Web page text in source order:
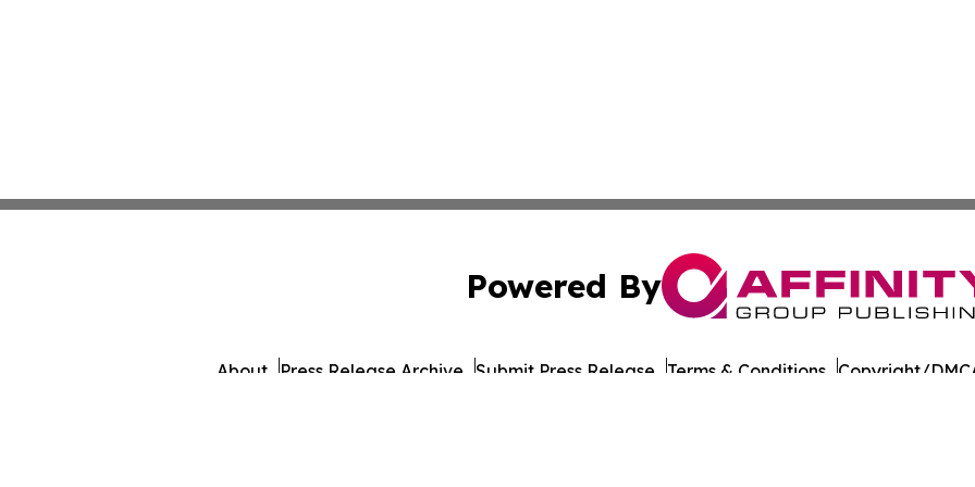
Powered By
About Press Release Archive Submit Press Release Terms & Conditions Copyright/